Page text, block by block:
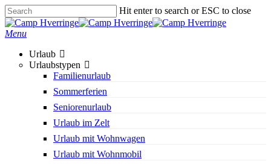
Skip
to
main
Hit enter to search or ESC to close
Close
Search
search
Menu
Urlaub
Urlaubstypen
Familienurlaub
Sommerferien
Seniorenurlaub
Urlaub im Zelt
Urlaub mit Wohnwagen
Urlaub mit Wohnmobil